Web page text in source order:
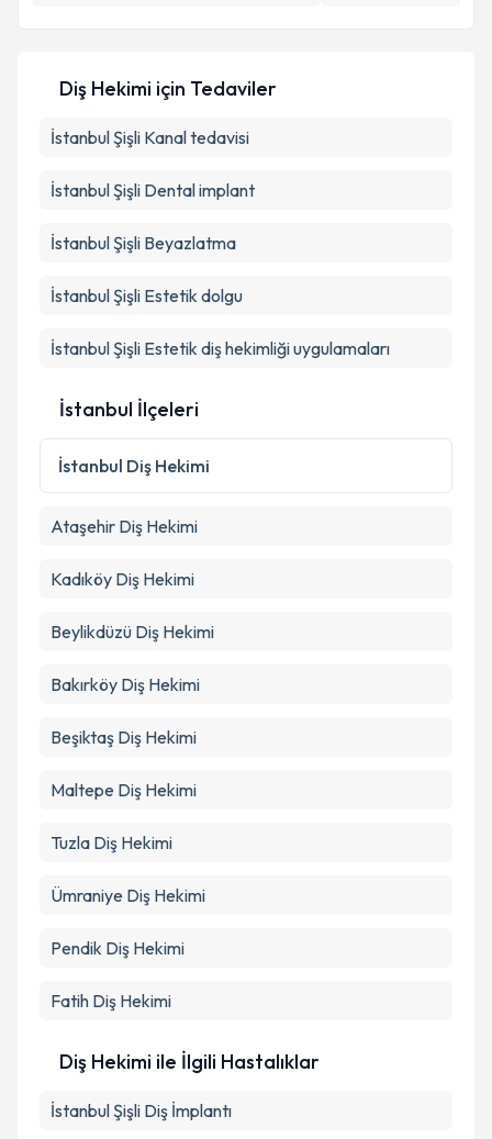
Metni'ni okudum ve kişisel verilerimin belirtilen
kapsamda işlenmesini kabul ediyorum.
Diş Hekimi için Tedaviler
İstanbul Şişli Kanal tedavisi
İstanbul Şişli Dental implant
İstanbul Şişli Beyazlatma
İstanbul Şişli Estetik dolgu
İstanbul Şişli Estetik diş hekimliği uygulamaları
İstanbul İlçeleri
İstanbul Diş Hekimi
Ataşehir Diş Hekimi
Kadıköy Diş Hekimi
Beylikdüzü Diş Hekimi
Bakırköy Diş Hekimi
Beşiktaş Diş Hekimi
Maltepe Diş Hekimi
Tuzla Diş Hekimi
Ümraniye Diş Hekimi
Pendik Diş Hekimi
Fatih Diş Hekimi
Diş Hekimi ile İlgili Hastalıklar
İstanbul Şişli Diş İmplantı